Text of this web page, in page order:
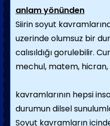
anlam yönünden
Siirin soyut
uzerinde olumsuz bir
calısıldığı gorulebilir.
mechul, matem,
kavramlarının hepsi
durumun dilsel
Soyut kavramların